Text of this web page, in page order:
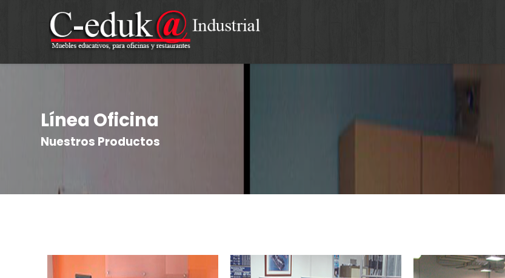
Línea Oficina
Nuestros Productos